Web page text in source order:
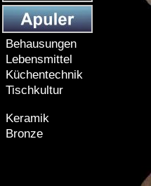
Behausungen
Lebensmittel
Küchentechnik
Tischkultur
Keramik
Bronze